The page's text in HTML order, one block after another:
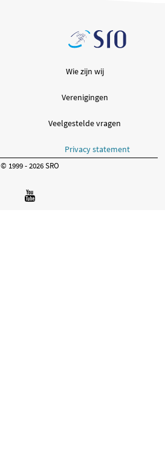
Wie zijn wij
Verenigingen
Veelgestelde vragen
Privacy statement
© 1999 - 2026 SRO